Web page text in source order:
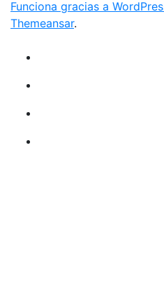
Funciona gracias a
Themeansar.